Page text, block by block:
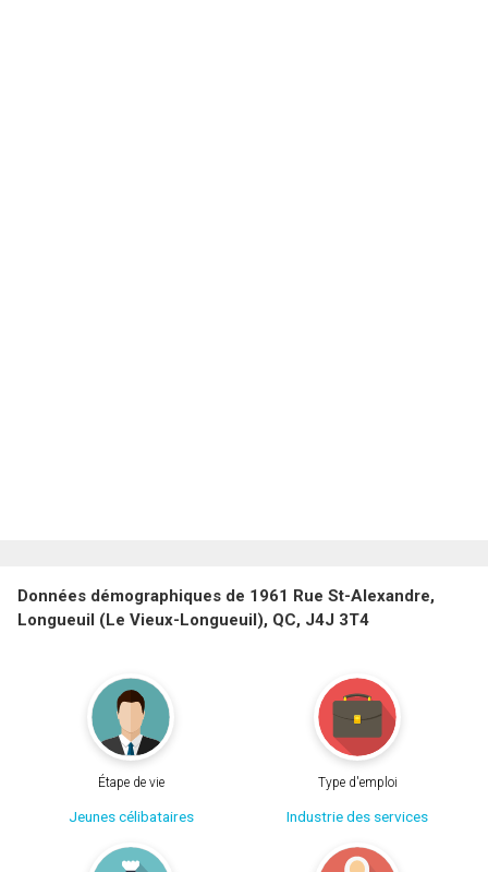
Données démographiques de 1961 Rue St-Alexandre,
Longueuil (Le Vieux-Longueuil), QC, J4J 3T4
Étape de vie
Jeunes célibataires
Type d'emploi
Industrie des services